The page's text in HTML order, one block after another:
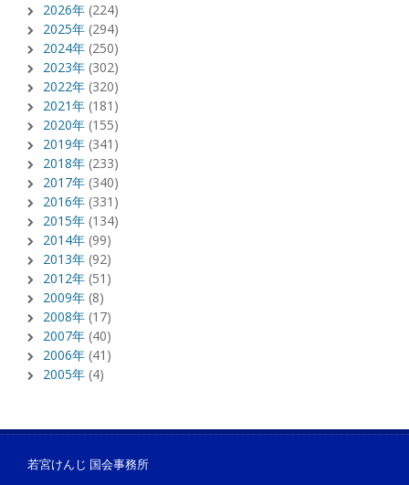
2026年 (224)
2025年 (294)
2024年 (250)
2023年 (302)
2022年 (320)
2021年 (181)
2020年 (155)
2019年 (341)
2018年 (233)
2017年 (340)
2016年 (331)
2015年 (134)
2014年 (99)
2013年 (92)
2012年 (51)
2009年 (8)
2008年 (17)
2007年 (40)
2006年 (41)
2005年 (4)
若宮けんじ 国会事務所